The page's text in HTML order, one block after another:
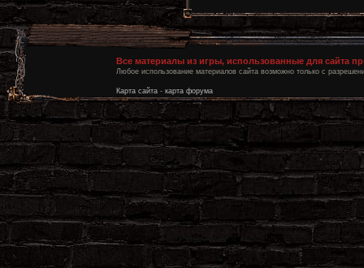
Все материалы из игры, использованные для сайта
Любое использование материалов сайта возможно только с
Карта сайта - карта форума